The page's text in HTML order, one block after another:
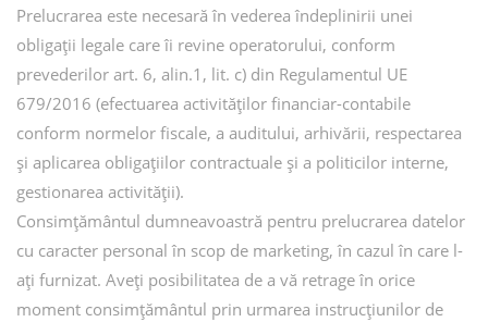
Prelucrarea este necesară în vederea îndeplinirii unei
obligații legale care îi revine operatorului, conform
prevederilor art. 6, alin.1, lit. c) din Regulamentul UE
679/2016 (efectuarea activităților financiar-contabile
conform normelor fiscale, a auditului, arhivării, respectarea
și aplicarea obligațiilor contractuale și a politicilor interne,
gestionarea activității).
Consimțământul dumneavoastră pentru prelucrarea datelor
cu caracter personal în scop de marketing, în cazul în care l-
ați furnizat. Aveți posibilitatea de a vă retrage în orice
moment consimțământul prin urmarea instrucțiunilor de